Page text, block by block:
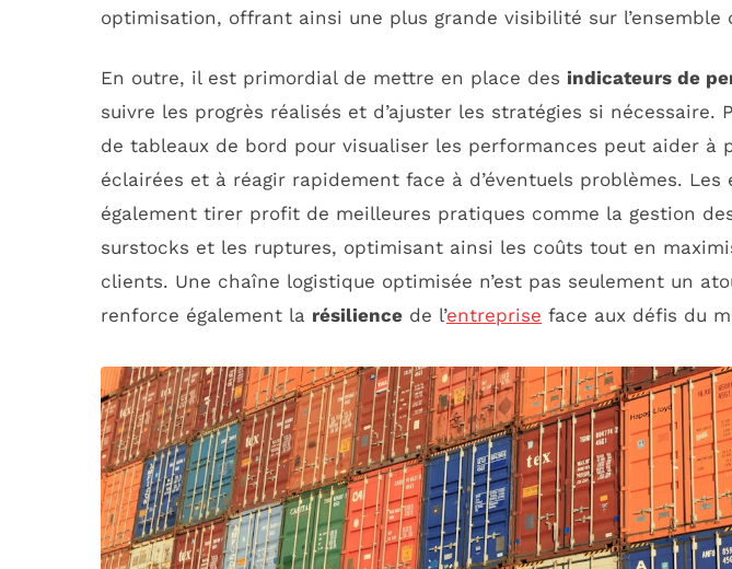
optimisation, offrant ainsi une plus grande visibilité sur l’ensemble
En outre, il est primordial de mettre en place des indicateurs de
suivre les progrès réalisés et d’ajuster les stratégies si nécessaire.
de tableaux de bord pour visualiser les performances peut aider à
éclairées et à réagir rapidement face à d’éventuels problèmes.
également tirer profit de meilleures pratiques comme la gestion
surstocks et les ruptures, optimisant ainsi les coûts tout en
clients. Une chaîne logistique optimisée n’est pas seulement un
renforce également la résilience de l’entreprise face aux défis du